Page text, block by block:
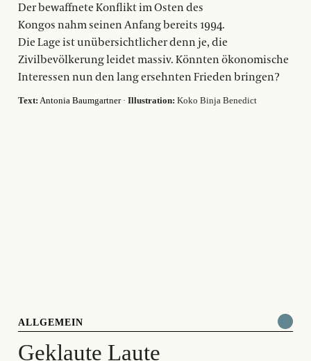
Der bewaffnete Konflikt im Osten des
Kongos nahm seinen Anfang bereits 1994.
Die Lage ist unübersichtlicher denn je, die
Zivilbevölkerung leidet massiv. Könnten ökonomische
Interessen nun den lang ersehnten Frieden bringen?
Text: Antonia Baumgartner· Illustration: Koko Binja Benedict
ALLGEMEIN
Geklaute Laute